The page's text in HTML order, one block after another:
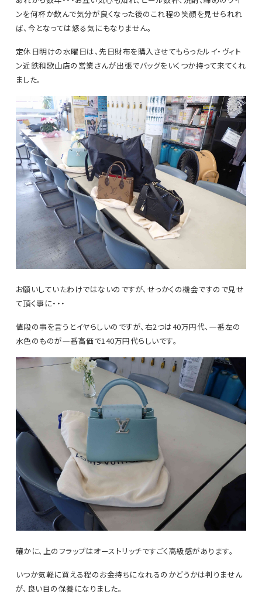
ンを何杯か飲んで気分が良くなった後のこれ程の笑顔を見せられれ
ば、今となっては怒る気にもなりません。
定休日明けの水曜日は、先日財布を購入させてもらったルイ・ヴィト
ン近鉄和歌山店の営業さんが出張でバッグをいくつか持って来てくれ
ました。
お願いしていたわけではないのですが、せっかくの機会ですので見せ
て頂く事に・・・
値段の事を言うとイヤらしいのですが、右2つは40万円代、一番左の
水色のものが一番高価で140万円代らしいです。
確かに、上のフラップはオーストリッチですごく高級感があります。
いつか気軽に買える程のお金持ちになれるのかどうかは判りません
が、良い目の保養になりました。